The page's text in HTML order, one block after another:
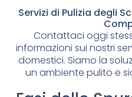
Servizi di Pulizia degli
Contattaci oggi
informazioni sui nostri
domestici. Siamo la
un ambiente pulito e